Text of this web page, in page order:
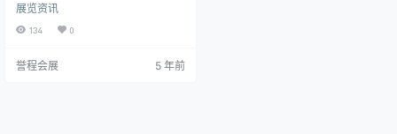
展，该概念将品牌所有新产品联系
在一起。圆是和谐的象征，象征着
美丽的地方，一个理想而包容的空
展览资讯
134 0
誉程会展 5 年前